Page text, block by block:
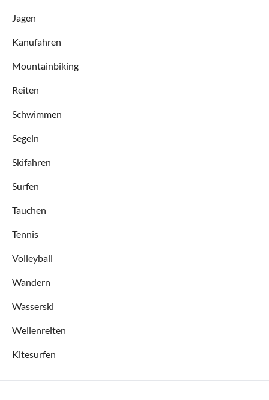
Jagen
Kanufahren
Mountainbiking
Reiten
Schwimmen
Segeln
Skifahren
Surfen
Tauchen
Tennis
Volleyball
Wandern
Wasserski
Wellenreiten
Kitesurfen